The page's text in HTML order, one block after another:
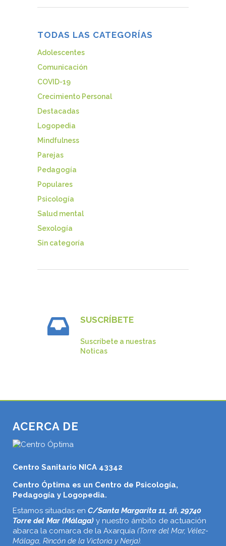
TODAS LAS CATEGORÍAS
Adolescentes
Comunicación
COVID-19
Crecimiento Personal
Destacadas
Logopedia
Mindfulness
Parejas
Pedagogía
Populares
Psicología
Salud mental
Sexología
Sin categoría
SUSCRÍBETE
Suscríbete a nuestras
Noticas
ACERCA DE
Centro Sanitario NICA 43342
Centro Óptima es un Centro de Psicología,
Pedagogía y Logopedia.
Estamos situadas en C/Santa Margarita 11, 1ñ, 29740
Torre del Mar (Málaga) y nuestro ámbito de actuación
abarca la comarca de la Axarquía (Torre del Mar, Vélez-
Málaga, Rincón de la Victoria y Nerja).